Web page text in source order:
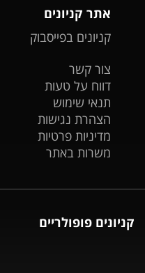
אתר קניונים
קניונים בפייסבוק
צור קשר
דווח על טעות
תנאי שימוש
הצהרת נגישות
מדיניות פרטיות
משרות באתר
קניונים פופולריים